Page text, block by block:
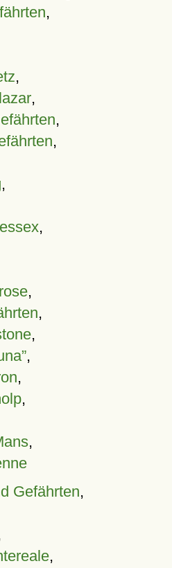
,
,
,
,
,
,
,
,
,
,
,
,
,
,
Gefährten,
,